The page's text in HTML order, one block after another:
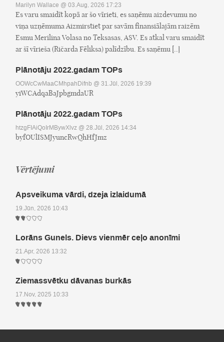
Marilyn Wallace @ 03.Aug, 2026 17:23
Es varu smaidīt kopā ar šo vīrieti, es saņēmu aizdevumu no
viņa uzņēmuma Aizmirstiet par savām finansiālajām raizēm
Esmu Merilina Volasa no Teksasas, ASV. Es atkal varu smaidīt
ar šī vīrieša (Ričarda Fēliksa) palīdzību. Es saņēmu [..]
Plānotāju 2022.gadam TOPs
OOWcCwMaaCMhpahDifnb @ 31.Jūl, 2026 19:39
yiWCAdqaBaJpbgmdaUR
Plānotāju 2022.gadam TOPs
htzgFIAiQoIrMBywXlvz @ 28.Jūl, 2026 14:34
byfOUlISMJyuncRwQhHfJmz
Vērtējumi
Apsveikuma vārdi, dzeja izlaidumā
19.Jūn, 2026 10:43
Lorāns Gunels. Dievs vienmēr ceļo anonīmi
21.Apr, 2026 13:32
Ziemassvētku dāvanas burkās
17.Nov, 2025 10:33